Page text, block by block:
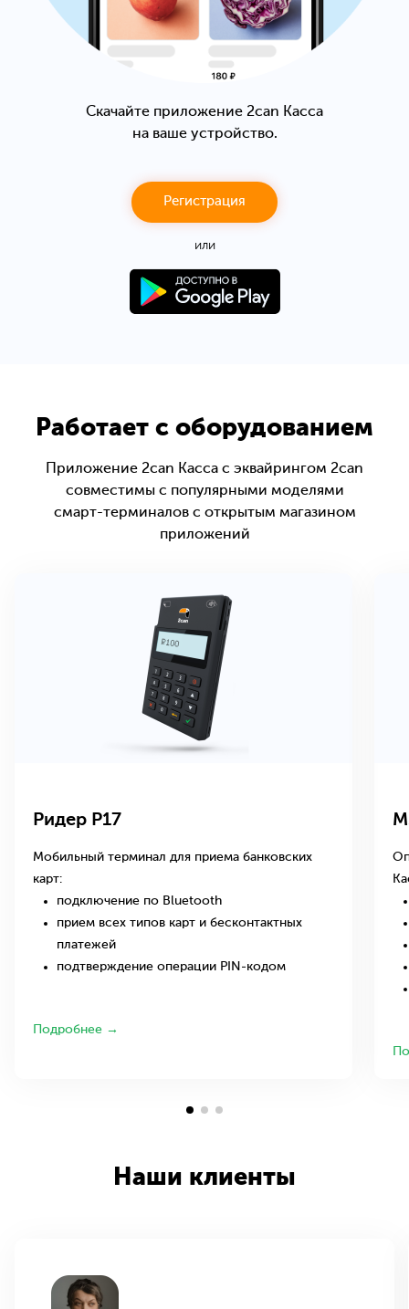
Скачайте приложение 2can Касса
на ваше устройство.
Регистрация
или
Работает с оборудованием
Приложение 2can Касса с эквайрингом 2can
совместимы с популярными моделями
смарт-терминалов с открытым магазином
приложений
Ридер P17
Мобильный терминал для приема банковских
карт:
подключение по Bluetooth
прием всех типов карт и бесконтактных
платежей
подтверждение операции PIN-кодом
Подробнее →
Наши клиенты